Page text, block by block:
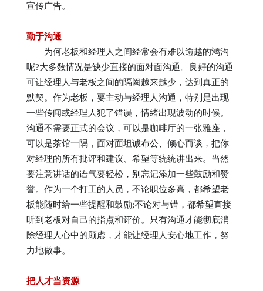
宣传广告。
勤于沟通
为何老板和经理人之间经常会有难以逾越的鸿沟
呢?大多数情况是缺少直接的面对面沟通。良好的沟通
可让经理人与老板之间的隔阂越来越少，达到真正的
默契。作为老板，要主动与经理人沟通，特别是出现
一些传闻或经理人犯了错误，情绪出现波动的时候。
沟通不需要正式的会议，可以是咖啡厅的一张雅座，
可以是茶馆一隅，面对面坦诚布公、倾心而谈，把你
对经理的所有批评和建议、希望等统统讲出来。当然
要注意讲话的语气要轻松，别忘记添加一些鼓励和赞
誉。作为一个打工的人员，不论职位多高，都希望老
板能随时给一些提醒和鼓励;不论对与错，都希望直接
听到老板对自己的指点和评价。只有沟通才能彻底消
除经理人心中的顾虑，才能让经理人安心地工作，努
力地做事。
把人才当资源